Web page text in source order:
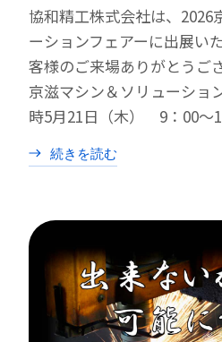
協和精工株式会社は、2026
ーションフェアーに出展い
客様のご来場ありがとうご
京滋マシン＆ソリューシ
時5月21日（木） 9：00～
続きを読む